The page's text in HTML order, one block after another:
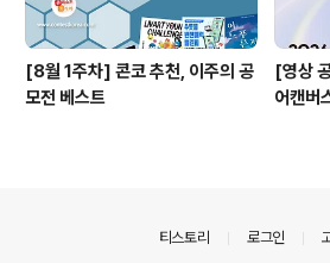
[8월 1주차] 콘코 추천, 이주의 공
모전 베스트
[영상
어캔버
티스토리 로그인